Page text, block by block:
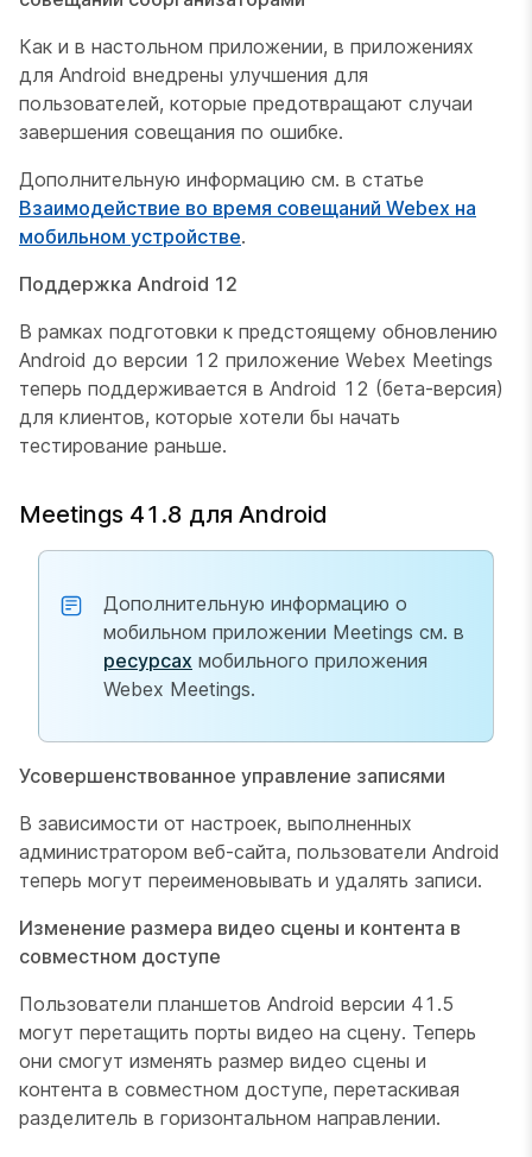
Как и в настольном приложении, в приложениях
для Android внедрены улучшения для
пользователей, которые предотвращают случаи
завершения совещания по ошибке.
Дополнительную информацию см. в статье
Взаимодействие во время совещаний Webex на
мобильном устройстве.
Поддержка Android 12
В рамках подготовки к предстоящему обновлению
Android до версии 12 приложение Webex Meetings
теперь поддерживается в Android 12 (бета-версия)
для клиентов, которые хотели бы начать
тестирование раньше.
Meetings 41.8 для Android
Дополнительную информацию о
мобильном приложении Meetings см. в
ресурсах мобильного приложения
Webex Meetings.
Усовершенствованное управление записями
В зависимости от настроек, выполненных
администратором веб-сайта, пользователи Android
теперь могут переименовывать и удалять записи.
Изменение размера видео сцены и контента в
совместном доступе
Пользователи планшетов Android версии 41.5
могут перетащить порты видео на сцену. Теперь
они смогут изменять размер видео сцены и
контента в совместном доступе, перетаскивая
разделитель в горизонтальном направлении.